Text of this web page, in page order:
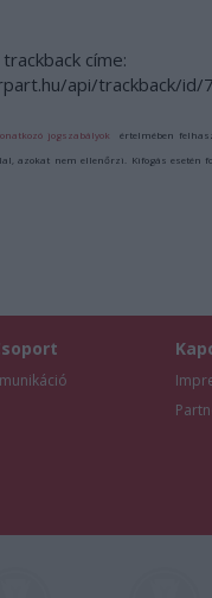
címe:
api/trackback/id/
jogszabályok értelmében
azokat nem ellenőrzi. Kifogás esetén